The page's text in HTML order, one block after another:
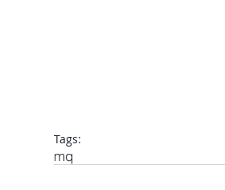
Tags:
mq